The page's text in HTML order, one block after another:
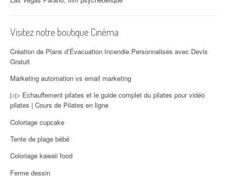
Visitez notre boutique Cinéma
Création de Plans d’Évacuation Incendie Personnalisés avec Devis
Gratuit
Marketing automation vs email marketing
▷▷ Echauffement pilates et le guide complet du pilates pour vidéo
pilates | Cours de Pilates en ligne
Coloriage cupcake
Tente de plage bébé
Coloriage kawaii food
Ferme dessin